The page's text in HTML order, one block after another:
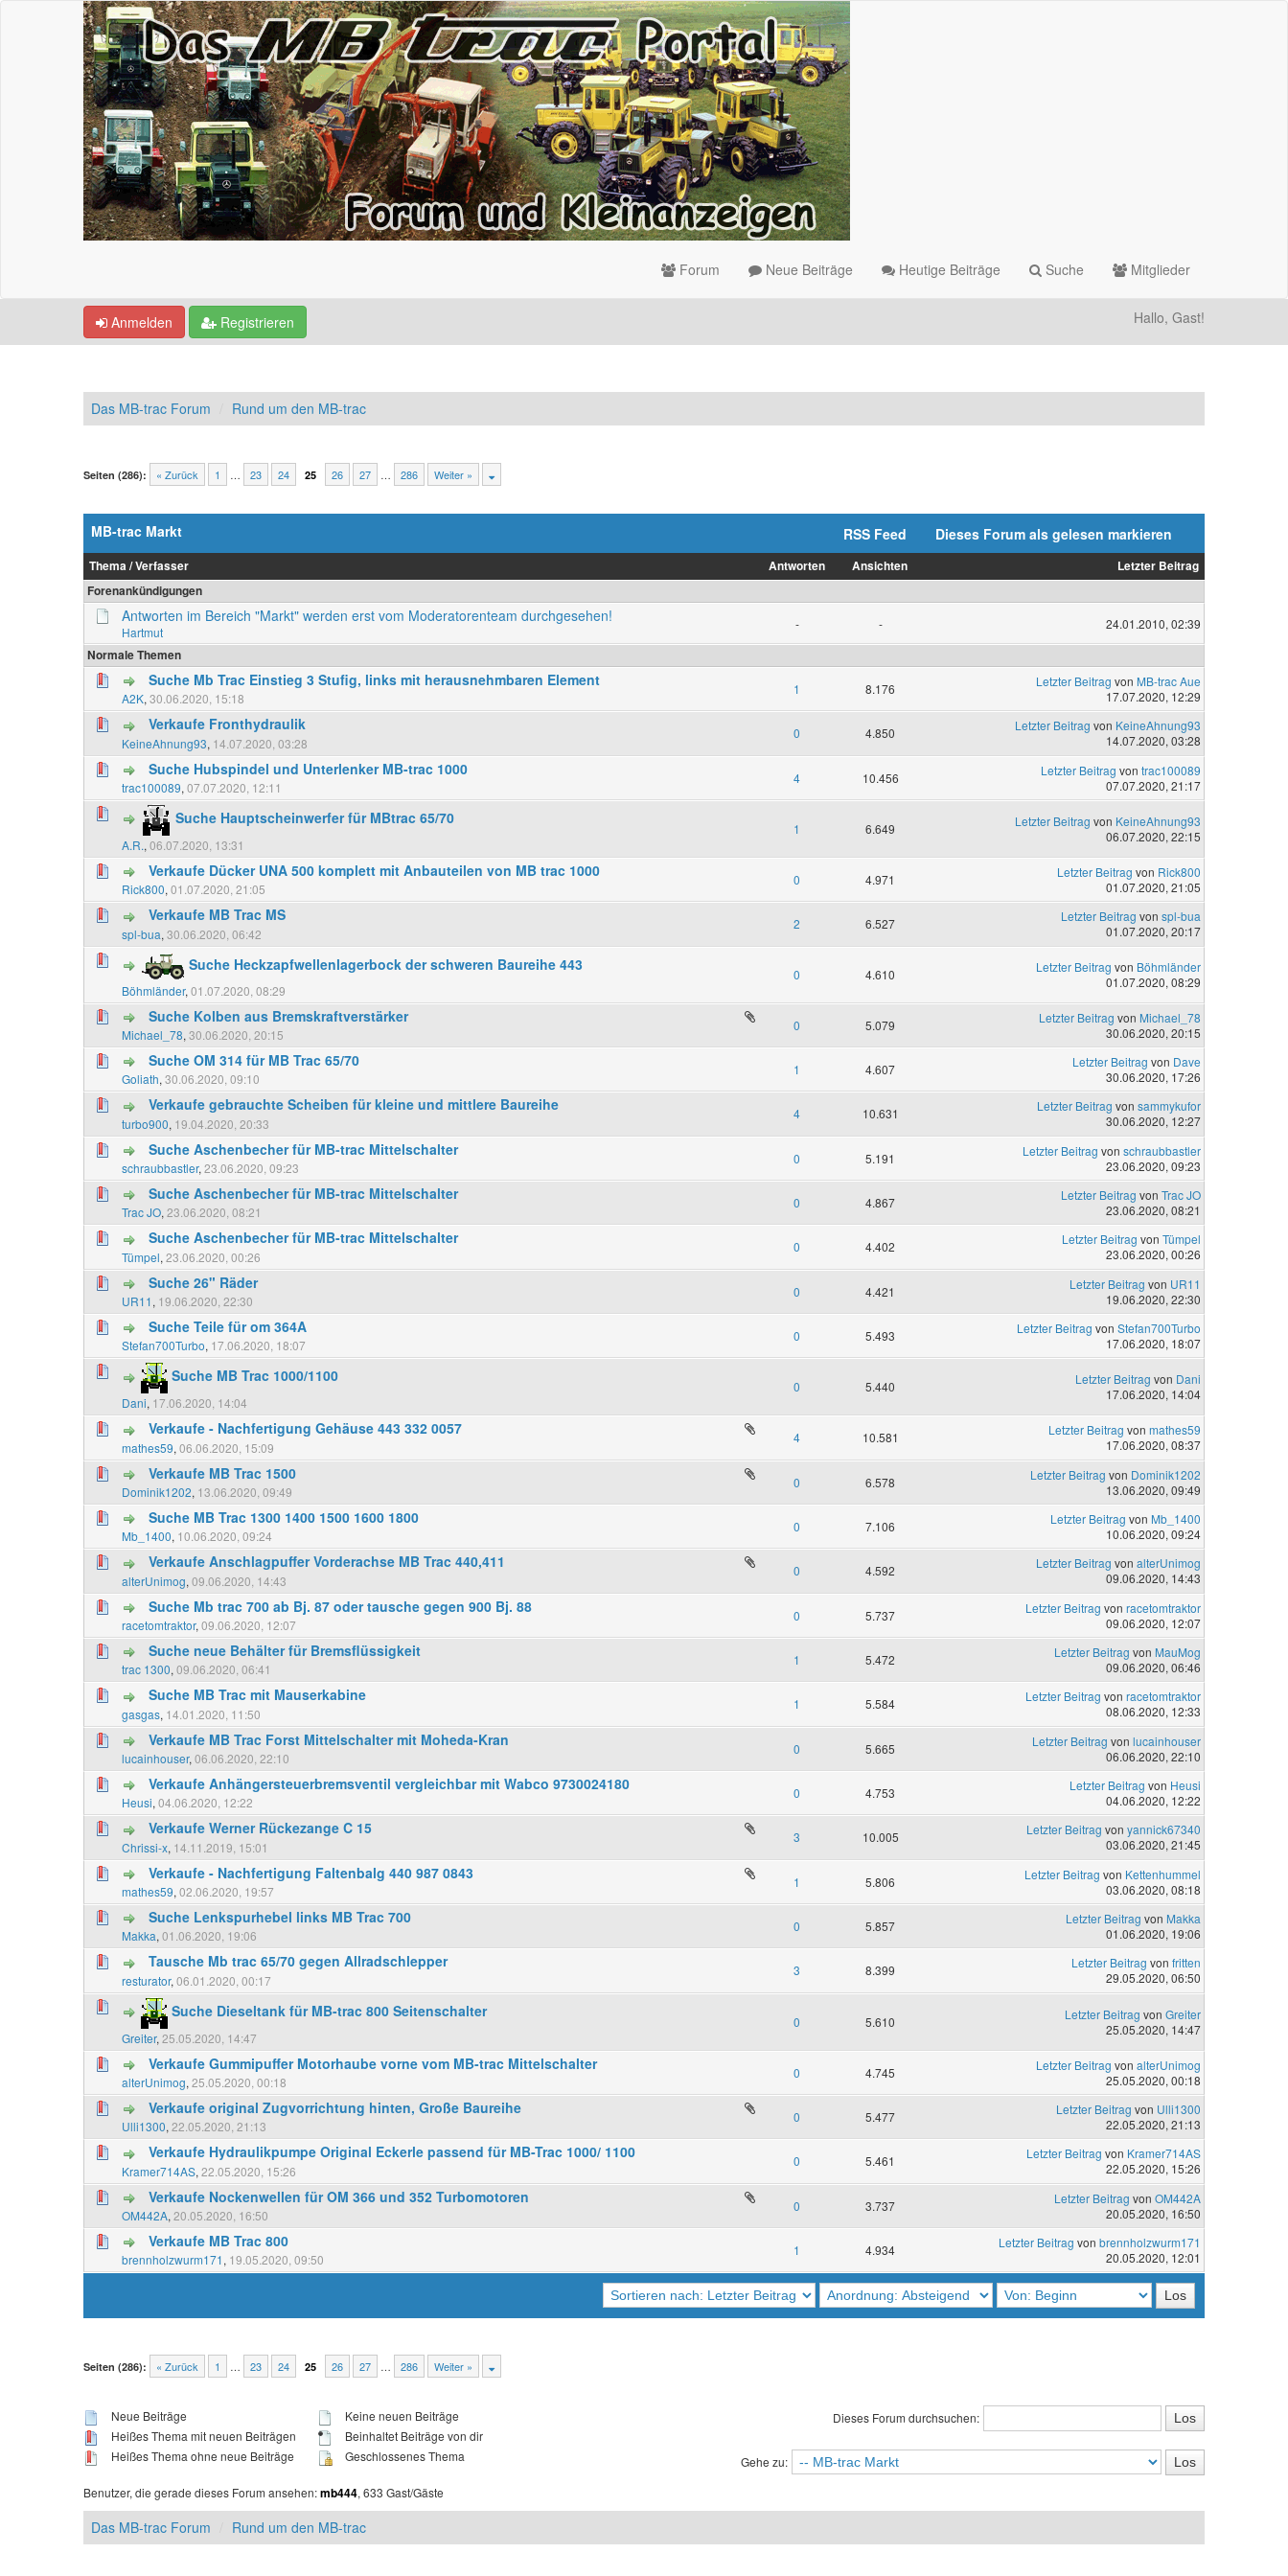
Forum Neue Beiträge Heutige Beiträge Suche Mitglieder
Anmelden Registrieren Hallo, Gast!
Das MB-trac Forum Rund um den MB-trac
Seiten (286): « Zurück 1 … 23 24 25 26 27 … 286 Weiter »
MB-trac Markt RSS Feed Dieses Forum als gelesen markieren
Thema /Verfasser Antworten Ansichten
Letzter Beitrag
Forenankündigungen
Antworten im Bereich "Markt" werden erst vom Moderatorenteam durchgesehen!
Hartmut
- -
24.01.2010, 02:39
Normale Themen
Suche Mb Trac Einstieg 3 Stufig, links mit herausnehmbaren Element
A2K, 30.06.2020, 15:18
1 8.176 Letzter Beitrag von MB-trac Aue
17.07.2020, 12:29
Verkaufe Fronthydraulik
KeineAhnung93, 14.07.2020, 03:28
0 4.850 Letzter Beitrag von KeineAhnung93
14.07.2020, 03:28
Suche Hubspindel und Unterlenker MB-trac 1000
trac100089, 07.07.2020, 12:11
4 10.456 Letzter Beitrag von trac100089
07.07.2020, 21:17
Suche Hauptscheinwerfer für MBtrac 65/70
A.R., 06.07.2020, 13:31
1 6.649 Letzter Beitrag von KeineAhnung93
06.07.2020, 22:15
Verkaufe Dücker UNA 500 komplett mit Anbauteilen von MB trac 1000
Rick800, 01.07.2020, 21:05
0 4.971 Letzter Beitrag von Rick800
01.07.2020, 21:05
Verkaufe MB Trac MS
spl-bua, 30.06.2020, 06:42
2 6.527 Letzter Beitrag von spl-bua
01.07.2020, 20:17
Suche Heckzapfwellenlagerbock der schweren Baureihe 443
Böhmländer, 01.07.2020, 08:29
0 4.610 Letzter Beitrag von Böhmländer
01.07.2020, 08:29
Suche Kolben aus Bremskraftverstärker
Michael_78, 30.06.2020, 20:15
0 5.079 Letzter Beitrag von Michael_78
30.06.2020, 20:15
Suche OM 314 für MB Trac 65/70
Goliath, 30.06.2020, 09:10
1 4.607 Letzter Beitrag von Dave
30.06.2020, 17:26
Verkaufe gebrauchte Scheiben für kleine und mittlere Baureihe
turbo900, 19.04.2020, 20:33
4 10.631 Letzter Beitrag von sammykufor
30.06.2020, 12:27
Suche Aschenbecher für MB-trac Mittelschalter
schraubbastler, 23.06.2020, 09:23
0 5.191 Letzter Beitrag von schraubbastler
23.06.2020, 09:23
Suche Aschenbecher für MB-trac Mittelschalter
Trac JO, 23.06.2020, 08:21
0 4.867 Letzter Beitrag von Trac JO
23.06.2020, 08:21
Suche Aschenbecher für MB-trac Mittelschalter
Tümpel, 23.06.2020, 00:26
0 4.402 Letzter Beitrag von Tümpel
23.06.2020, 00:26
Suche 26" Räder
UR11, 19.06.2020, 22:30
0 4.421 Letzter Beitrag von UR11
19.06.2020, 22:30
Suche Teile für om 364A
Stefan700Turbo, 17.06.2020, 18:07
0 5.493 Letzter Beitrag von Stefan700Turbo
17.06.2020, 18:07
Suche MB Trac 1000/1100
Dani, 17.06.2020, 14:04
0 5.440 Letzter Beitrag von Dani
17.06.2020, 14:04
Verkaufe - Nachfertigung Gehäuse 443 332 0057
mathes59, 06.06.2020, 15:09
4 10.581 Letzter Beitrag von mathes59
17.06.2020, 08:37
Verkaufe MB Trac 1500
Dominik1202, 13.06.2020, 09:49
0 6.578 Letzter Beitrag von Dominik1202
13.06.2020, 09:49
Suche MB Trac 1300 1400 1500 1600 1800
Mb_1400, 10.06.2020, 09:24
0 7.106 Letzter Beitrag von Mb_1400
10.06.2020, 09:24
Verkaufe Anschlagpuffer Vorderachse MB Trac 440,411
alterUnimog, 09.06.2020, 14:43
0 4.592 Letzter Beitrag von alterUnimog
09.06.2020, 14:43
Suche Mb trac 700 ab Bj. 87 oder tausche gegen 900 Bj. 88
racetomtraktor, 09.06.2020, 12:07
0 5.737 Letzter Beitrag von racetomtraktor
09.06.2020, 12:07
Suche neue Behälter für Bremsflüssigkeit
trac 1300, 09.06.2020, 06:41
1 5.472 Letzter Beitrag von MauMog
09.06.2020, 06:46
Suche MB Trac mit Mauserkabine
gasgas, 14.01.2020, 11:50
1 5.584 Letzter Beitrag von racetomtraktor
08.06.2020, 12:33
Verkaufe MB Trac Forst Mittelschalter mit Moheda-Kran
lucainhouser, 06.06.2020, 22:10
0 5.665 Letzter Beitrag von lucainhouser
06.06.2020, 22:10
Verkaufe Anhängersteuerbremsventil vergleichbar mit Wabco 9730024180
Heusi, 04.06.2020, 12:22
0 4.753 Letzter Beitrag von Heusi
04.06.2020, 12:22
Verkaufe Werner Rückezange C 15
Chrissi-x, 14.11.2019, 15:01
3 10.005 Letzter Beitrag von yannick67340
03.06.2020, 21:45
Verkaufe - Nachfertigung Faltenbalg 440 987 0843
mathes59, 02.06.2020, 19:57
1 5.806 Letzter Beitrag von Kettenhummel
03.06.2020, 08:18
Suche Lenkspurhebel links MB Trac 700
Makka, 01.06.2020, 19:06
0 5.857 Letzter Beitrag von Makka
01.06.2020, 19:06
Tausche Mb trac 65/70 gegen Allradschlepper
resturator, 06.01.2020, 00:17
3 8.399 Letzter Beitrag von fritten
29.05.2020, 06:50
Suche Dieseltank für MB-trac 800 Seitenschalter
Greiter, 25.05.2020, 14:47
0 5.610 Letzter Beitrag von Greiter
25.05.2020, 14:47
Verkaufe Gummipuffer Motorhaube vorne vom MB-trac Mittelschalter
alterUnimog, 25.05.2020, 00:18
0 4.745 Letzter Beitrag von alterUnimog
25.05.2020, 00:18
Verkaufe original Zugvorrichtung hinten, Große Baureihe
Ulli1300, 22.05.2020, 21:13
0 5.477 Letzter Beitrag von Ulli1300
22.05.2020, 21:13
Verkaufe Hydraulikpumpe Original Eckerle passend für MB-Trac 1000/ 1100
Kramer714AS, 22.05.2020, 15:26
0 5.461 Letzter Beitrag von Kramer714AS
22.05.2020, 15:26
Verkaufe Nockenwellen für OM 366 und 352 Turbomotoren
OM442A, 20.05.2020, 16:50
0 3.737 Letzter Beitrag von OM442A
20.05.2020, 16:50
Verkaufe MB Trac 800
brennholzwurm171, 19.05.2020, 09:50
1 4.934 Letzter Beitrag von brennholzwurm171
20.05.2020, 12:01
Seiten (286): « Zurück 1 … 23 24 25 26 27 … 286 Weiter »
Neue Beiträge
Heißes Thema mit neuen Beiträgen
Heißes Thema ohne neue Beiträge
Keine neuen Beiträge
Beinhaltet Beiträge von dir
Geschlossenes Thema
Dieses Forum durchsuchen:
Gehe zu:
Benutzer, die gerade dieses Forum ansehen:mb444, 633 Gast/Gäste
Das MB-trac Forum Rund um den MB-trac